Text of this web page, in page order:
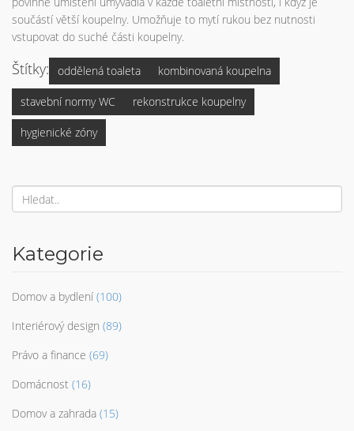
součástí větší koupelny. Umožňuje to mytí rukou bez nutnosti
vstupovat do suché části koupelny.
Štítky: oddělená toaleta kombinovaná koupelna
stavební normy WC rekonstrukce koupelny
hygienické zóny
Kategorie
Domov a bydlení (100)
Interiérový design (89)
Právo a finance (69)
Domácnost (16)
Domov a zahrada (15)